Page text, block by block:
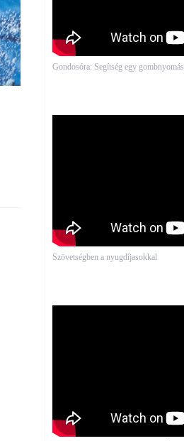
Gondosóra: Segítség egy
Szövetségben a nyugdíjasokkal